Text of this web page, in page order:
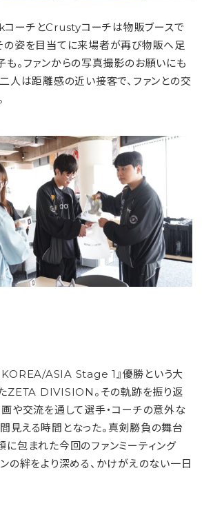
コーチとCrustyコーチは物販ブースで
の姿を目当てに来場者が再び物販へ足
も。ファンからの写真撮影のお願いにも
二人は距離感の近い接客で、ファンとの交
ASIA Stage 1』優勝という大
ZETA DIVISION。その軌跡を振り返
画や交流を通して選手・コーチの意外な
見える時間となった。真剣勝負の舞台
に包まれた今回のファンミーティング
ンの絆をより深める、かけがえのない一日